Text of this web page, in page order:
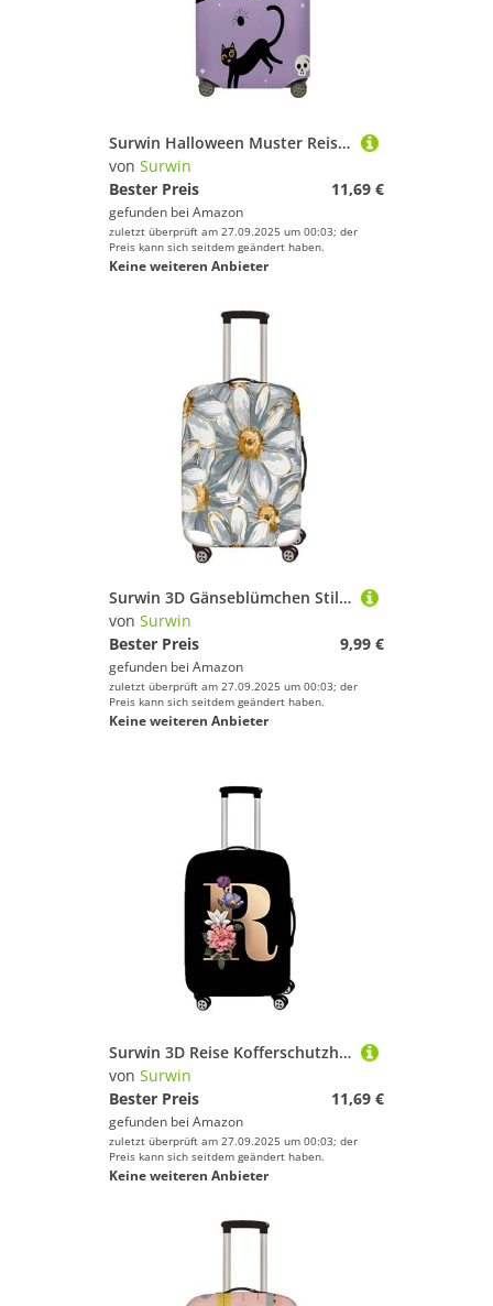
Surwin Halloween Muster Reise Kofferschutzhülle Reisetasche Kofferbezug Elastisch Kofferhülle Gepäck Cover Waschbare Reisekoffer Hülle Schutz Bezug Schutzhülle (Lila Kätzchen,XL (30-32 Zoll))
von Surwin
Bester Preis
11,69 €
gefunden bei Amazon
zuletzt überprüft am 27.09.2025 um 00:03; der
Preis kann sich seitdem geändert haben.
Keine weiteren Anbieter
Surwin 3D Gänseblümchen Stil Reise Kofferschutzhülle Reisetasche Kofferbezug Elastisch Kofferhülle Gepäck Cover Waschbare Reisekoffer Hülle Schutz Bezug Schutzhülle (Grau,L (26-28 Zoll))
von Surwin
Bester Preis
9,99 €
gefunden bei Amazon
zuletzt überprüft am 27.09.2025 um 00:03; der
Preis kann sich seitdem geändert haben.
Keine weiteren Anbieter
Surwin 3D Reise Kofferschutzhülle Waschbare Reisetasche Kofferbezug Elastisch Kofferhülle Gepäck Cover Reisekoffer Hülle Schutz Bezug Schutzhülle (XL (30-32 Zoll),R)
von Surwin
Bester Preis
11,69 €
gefunden bei Amazon
zuletzt überprüft am 27.09.2025 um 00:03; der
Preis kann sich seitdem geändert haben.
Keine weiteren Anbieter